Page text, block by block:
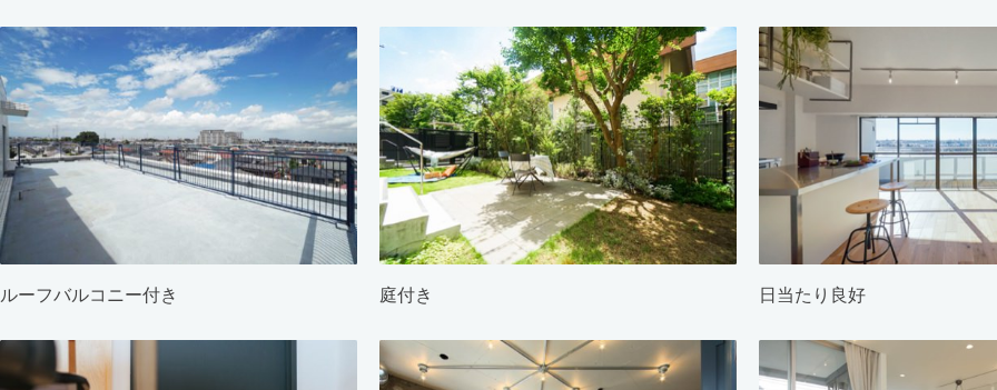
ルーフバルコニー付き 庭付き 日当たり良好